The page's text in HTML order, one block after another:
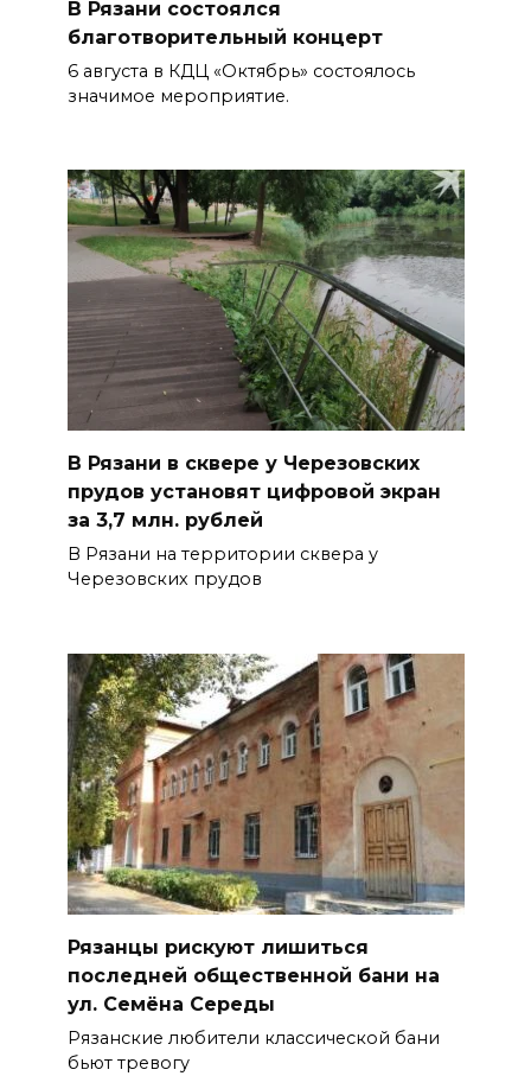
В Рязани состоялся
благотворительный концерт
6 августа в КДЦ «Октябрь» состоялось
значимое мероприятие.
В Рязани в сквере у Черезовских
прудов установят цифровой экран
за 3,7 млн. рублей
В Рязани на территории сквера у
Черезовских прудов
Рязанцы рискуют лишиться
последней общественной бани на
ул. Семёна Середы
Рязанские любители классической бани
бьют тревогу